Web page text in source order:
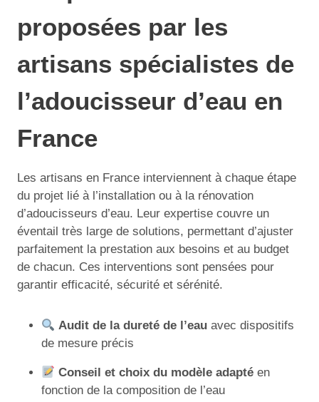
proposées par les
artisans spécialistes de
l’adoucisseur d’eau en
France
Les artisans en France interviennent à chaque étape
du projet lié à l’installation ou à la rénovation
d’adoucisseurs d’eau. Leur expertise couvre un
éventail très large de solutions, permettant d’ajuster
parfaitement la prestation aux besoins et au budget
de chacun. Ces interventions sont pensées pour
garantir efficacité, sécurité et sérénité.
Audit de la dureté de l’eau avec dispositifs
de mesure précis
Conseil et choix du modèle adapté en
fonction de la composition de l’eau